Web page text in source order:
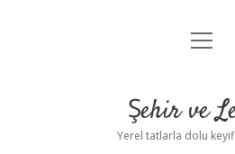
Anasayfa
Yasal
menüyü
Şehir ve
Yerel tatlarla dolu